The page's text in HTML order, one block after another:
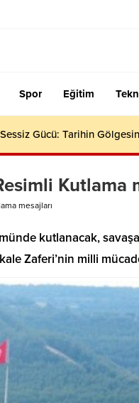
Spor Eğitim
Gücü: Tarihin
Kutlama
mesajları
kutlanacak,
Zaferi’nin milli